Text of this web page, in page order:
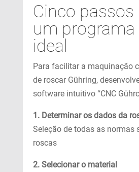
Cinco passos
um programa
ideal
Para facilitar a maquinação
de roscar Gühring,
software intuitivo “CNC
1. Determinar os dados da
Seleção de todas as normas
roscas
2. Selecionar o material